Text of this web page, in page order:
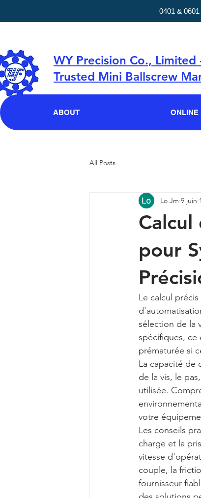
WY Precision Co., Limited
Trusted Mini Ballscrew
ABOUT ONLINE
All Posts
Calcul
pour
Lo Jm 9 juin
Le calcul
sélection de la
spécifiques, ce
prématurée si
La capacité de
de la vis, le
utilisée.
votre
Les conseils
charge et la
vitesse
couple, la
fournisseur
0401 &